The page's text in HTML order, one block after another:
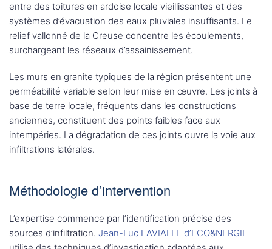
entre des toitures en ardoise locale vieillissantes et des
systèmes d’évacuation des eaux pluviales insuffisants. Le
relief vallonné de la Creuse concentre les écoulements,
surchargeant les réseaux d’assainissement.
Les murs en granite typiques de la région présentent une
perméabilité variable selon leur mise en œuvre. Les joints à
base de terre locale, fréquents dans les constructions
anciennes, constituent des points faibles face aux
intempéries. La dégradation de ces joints ouvre la voie aux
infiltrations latérales.
Méthodologie d’intervention
L’expertise commence par l’identification précise des
sources d’infiltration. Jean-Luc LAVIALLE d’ECO&NERGIE